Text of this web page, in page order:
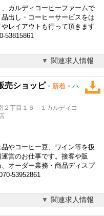
カルディ コーヒーファームで
出し・ コーヒーサービスをは
レイアウトも行って頂きます
53815861
関連求人情報
売ショッピ- 新着 - ハ
２丁目１６－１カルディコ
品やコーヒー豆、ワイン等を扱
営のお仕事です。接客や販
オーダー業務・商品ディスプ
53952861
関連求人情報